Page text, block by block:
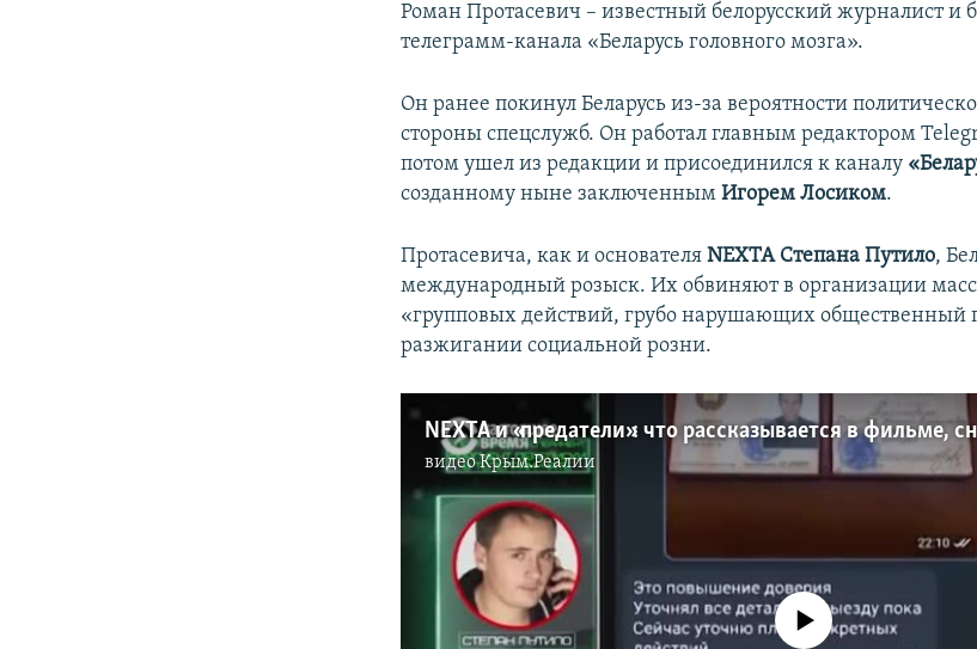
Роман Протасевич – известный белорусский журналист и
телеграмм-канала «Беларусь головного мозга».
Он ранее покинул Беларусь из-за вероятности
стороны спецслужб. Он работал главным редактором
потом ушел из редакции и присоединился к каналу
созданному ныне заключеннымИгорем Лосиком.
Протасевича, как и основателяNEXTA Степана Путило,
международный розыск. Их обвиняют в организации
«групповых действий, грубо нарушающих общественный
разжигании социальной розни.
видеоКрым.Реалии
No media source currently available